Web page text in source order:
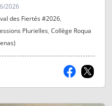
drag pour les enfants.
occasion pour les jeunes
à nos ateliers
d'interviewer ces artistes
à notre studio mobile !
2026
des Fiertés #2026,
Plurielles, Collège Roqua